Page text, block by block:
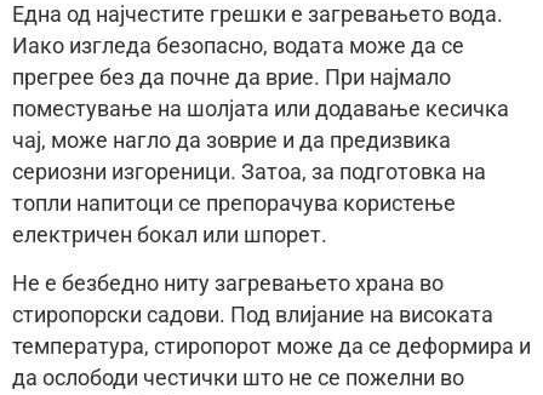
Една од најчестите грешки е загревањето вода.
Иако изгледа безопасно, водата може да се
прегрее без да почне да врие. При најмало
поместување на шолјата или додавање кесичка
чај, може нагло да зоврие и да предизвика
сериозни изгореници. Затоа, за подготовка на
топли напитоци се препорачува користење
електричен бокал или шпорет.
Не е безбедно ниту загревањето храна во
стиропорски садови. Под влијание на високата
температура, стиропорот може да се деформира и
да ослободи честички што не се пожелни во